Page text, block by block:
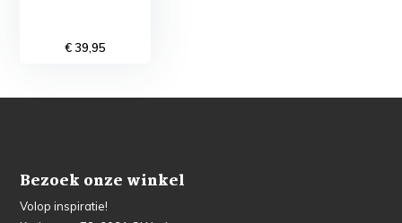
€ 39,95
Bezoek onze winkel
Volop inspiratie!